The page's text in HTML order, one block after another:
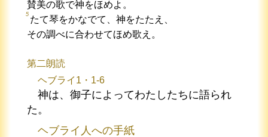
賛美の歌で神をほめよ。
5
たて琴をかなでて、神をたたえ、
その調べに合わせてほめ歌え。
第二朗読
ヘブライ1・1-6
神は、御子によってわたしたちに語られ
た。
ヘブライ人への手紙